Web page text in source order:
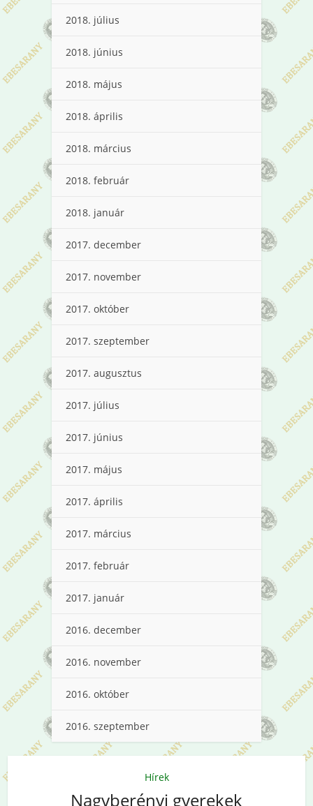
2018. július
2018. június
2018. május
2018. április
2018. március
2018. február
2018. január
2017. december
2017. november
2017. október
2017. szeptember
2017. augusztus
2017. július
2017. június
2017. május
2017. április
2017. március
2017. február
2017. január
2016. december
2016. november
2016. október
2016. szeptember
Hírek
Nagyberényi gyerekek